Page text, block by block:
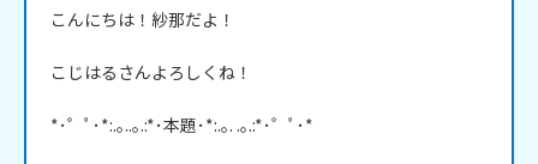
こんにちは！紗那だよ！
こじはるさんよろしくね！
*･゜ﾟ･*:.｡..｡.:*･本題･*:.｡. .｡.:*･゜ﾟ･*